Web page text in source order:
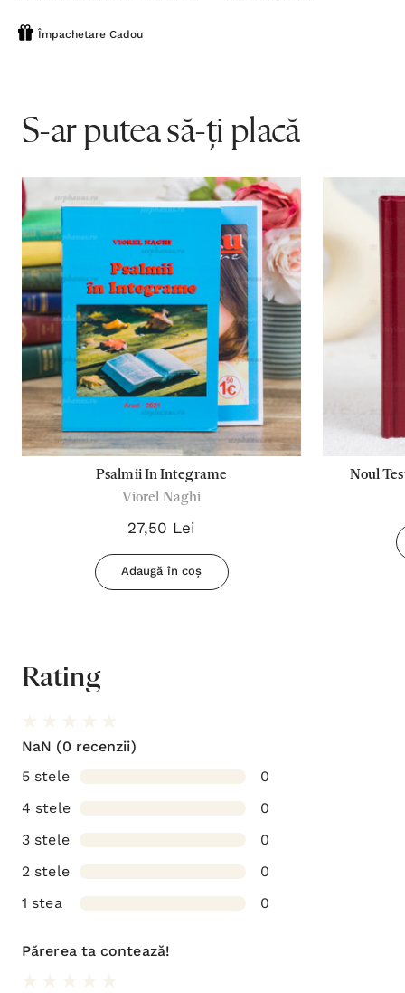
Împachetare Cadou
S-ar putea să-ți placă
Psalmii In Integrame
Viorel Naghi
27,50 Lei
Adaugă în coș
Noul
Rating
NaN (0 recenzii)
5 stele
0
4 stele
0
3 stele
0
2 stele
0
1 stea
0
Părerea ta contează!